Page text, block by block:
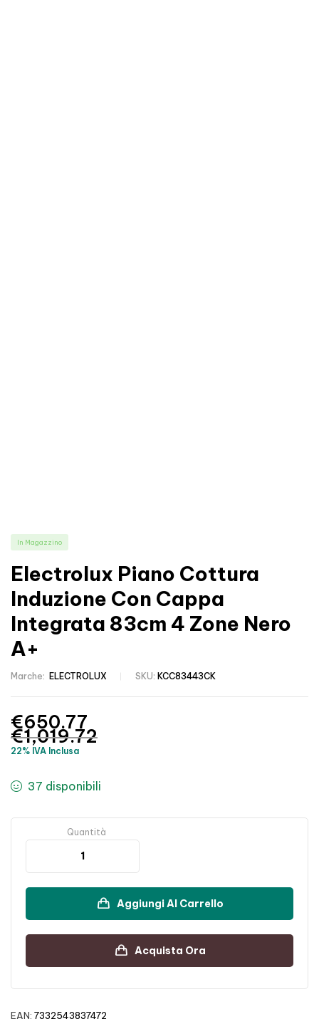
In Magazzino
Electrolux Piano Cottura
Induzione Con Cappa
Integrata 83cm 4 Zone Nero
A+
Marche: ELECTROLUX SKU: KCC83443CK
€1,019.72
€650.77
22% IVA Inclusa
37 disponibili
Quantità
Aggiungi Al Carrello
Acquista Ora
EAN: 7332543837472